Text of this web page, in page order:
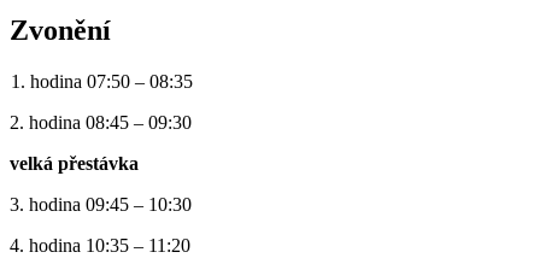
Zvonění
1. hodina 07:50 – 08:35
2. hodina 08:45 – 09:30
velká přestávka
3. hodina 09:45 – 10:30
4. hodina 10:35 – 11:20